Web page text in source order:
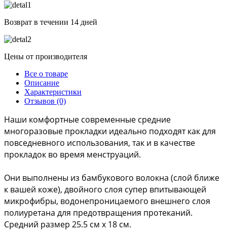
Возврат в течении 14 дней
Цены от производителя
Все о товаре
Описание
Характеристики
Отзывов (0)
Наши комфортные современные средние
многоразовые прокладки идеально подходят как для
повседневного использования, так и в качестве
прокладок во время менструаций.
Они выполнены из бамбукового волокна (слой ближе
к вашей коже), двойного слоя супер впитывающей
микрофибры, водонепроницаемого внешнего слоя
полиуретана для предотвращения протеканий.
Средний размер 25.5 см х 18 см.